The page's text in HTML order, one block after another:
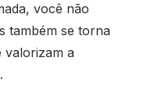
você não
também se torna
valorizam a